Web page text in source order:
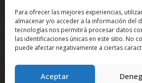
Para ofrecer las mejores experiencias,
almacenar y/o acceder a la información del
tecnologías nos permitirá procesar datos
las identificaciones únicas en este sitio. No
puede afectar negativamente a ciertas
Aceptar
Suscríbete
Newsletter